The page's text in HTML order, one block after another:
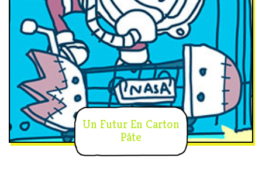
Un Futur En Carton
Pâte